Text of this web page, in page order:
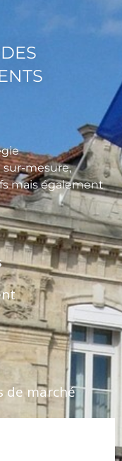
mesure,
mais également
de marché